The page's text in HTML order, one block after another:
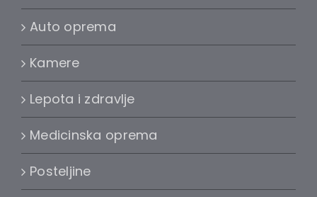
Auto oprema
Kamere
Lepota i zdravlje
Medicinska oprema
Posteljine